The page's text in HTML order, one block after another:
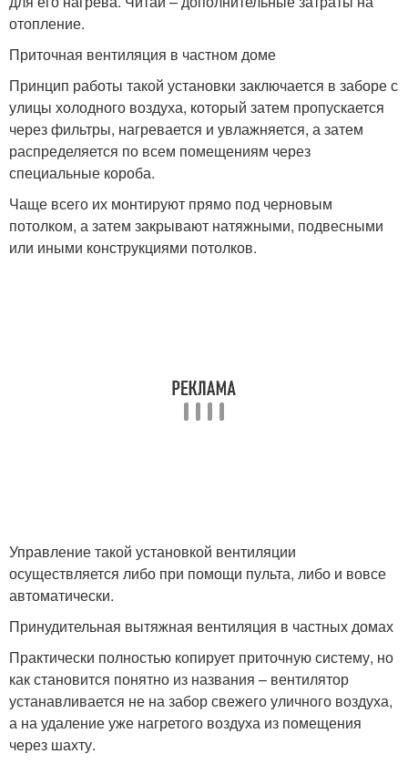
отопление.
Приточная вентиляция в частном доме
Принцип работы такой установки заключается в заборе с
улицы холодного воздуха, который затем пропускается
через фильтры, нагревается и увлажняется, а затем
распределяется по всем помещениям через
специальные короба.
Чаще всего их монтируют прямо под черновым
потолком, а затем закрывают натяжными, подвесными
или иными конструкциями потолков.
Управление такой установкой вентиляции
осуществляется либо при помощи пульта, либо и вовсе
автоматически.
Принудительная вытяжная вентиляция в частных домах
Практически полностью копирует приточную систему, но
как становится понятно из названия – вентилятор
устанавливается не на забор свежего уличного воздуха,
а на удаление уже нагретого воздуха из помещения
через шахту.